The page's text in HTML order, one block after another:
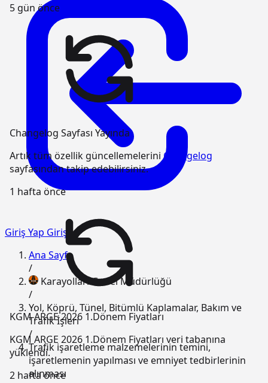
5 gün önce
Changelog Sayfası Yayında
Artık tüm özellik güncellemeleriniChangelog
sayfasından takip edebilirsiniz.
1 hafta önce
KGM ARGE 2026 1.Dönem Fiyatları
KGM ARGE 2026 1.Dönem Fiyatları veri tabanına
yüklendi.
2 hafta önce
Giriş Yap Giriş
Ana Sayfa
/
Karayolları Genel Müdürlüğü
/
Yol, Köprü, Tünel, Bitümlü Kaplamalar, Bakım ve
Trafik İşleri
/
Trafik işaretleme malzemelerinin temini,
işaretlemenin yapılması ve emniyet tedbirlerinin
alınması